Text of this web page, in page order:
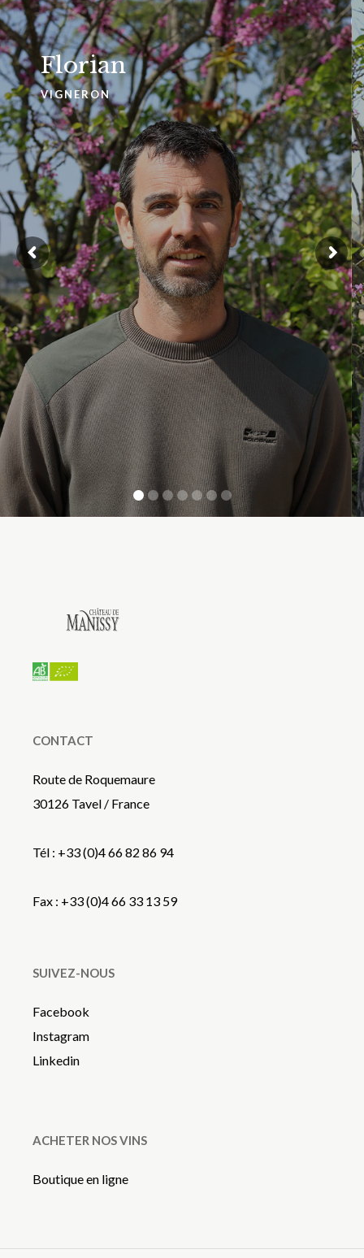
Florian
VIGNERON
CONTACT
Route de Roquemaure
30126 Tavel / France
Tél : +33 (0)4 66 82 86 94
Fax : +33 (0)4 66 33 13 59
SUIVEZ-NOUS
Facebook
Instagram
Linkedin
ACHETER NOS VINS
Boutique en ligne